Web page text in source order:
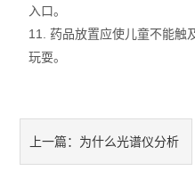
入口。
11. 药品放置应使儿童不能触
玩耍。
上一篇： 为什么光谱仪分析